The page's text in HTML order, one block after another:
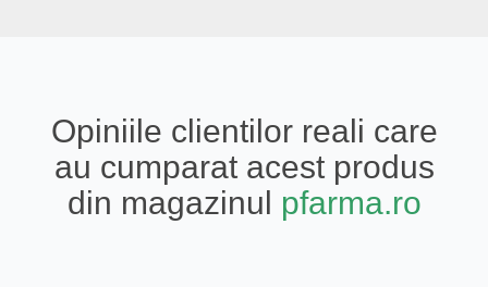
Opiniile clientilor reali care
au cumparat acest produs
din magazinul pfarma.ro